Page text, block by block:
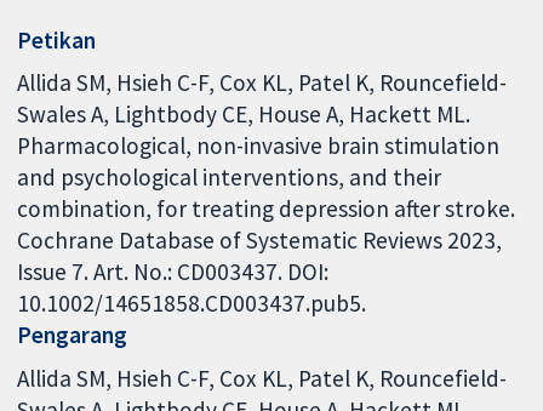
Petikan
Allida SM, Hsieh C-F, Cox KL, Patel K, Rouncefield-
Swales A, Lightbody CE, House A, Hackett ML.
Pharmacological, non-invasive brain stimulation
and psychological interventions, and their
combination, for treating depression after stroke.
Cochrane Database of Systematic Reviews 2023,
Issue 7. Art. No.: CD003437. DOI:
10.1002/14651858.CD003437.pub5.
Pengarang
Allida SM Hsieh C-F Cox KL Patel K Rouncefield-